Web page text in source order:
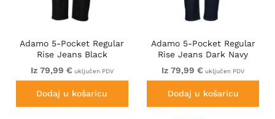
Adamo 5-Pocket Regular
Rise Jeans Black
Iz 79,99 € uključen PDV
Dodaj u košaricu
Adamo 5-Pocket Regular
Rise Jeans Dark Navy
Iz 79,99 € uključen PDV
Dodaj u košaricu